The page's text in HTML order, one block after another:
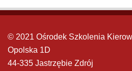
© 2021 Ośrodek Szkolenia
Opolska 1D
44-335 Jastrzębie Zdrój